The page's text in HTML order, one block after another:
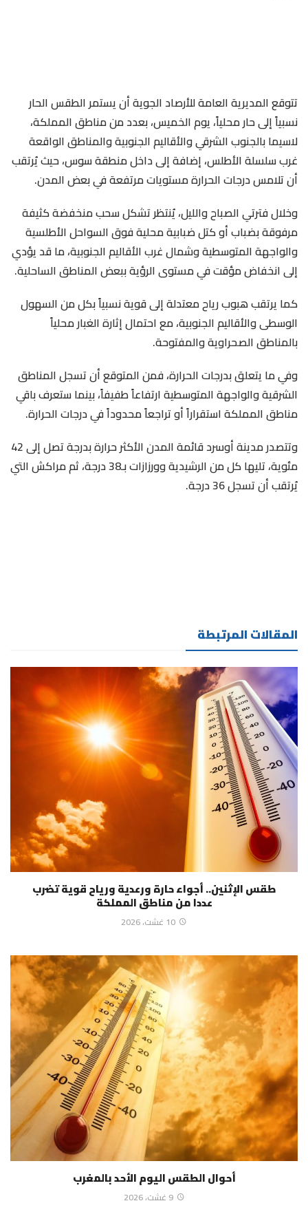
تتوقع المديرية العامة للأرصاد الجوية أن يستمر الطقس الحار
نسبياً إلى حار محلياً، يوم الخميس، بعدد من مناطق المملكة،
لاسيما بالجنوب الشرقي والأقاليم الجنوبية والمناطق الواقعة
غرب سلسلة الأطلس، إضافة إلى داخل منطقة سوس، حيث يُرتقب
أن تلامس درجات الحرارة مستويات مرتفعة في بعض المدن.
وخلال فترتي الصباح والليل، يُنتظر تشكل سحب منخفضة كثيفة
مرفوقة بضباب أو كتل ضبابية محلية فوق السواحل الأطلسية
والواجهة المتوسطية وشمال غرب الأقاليم الجنوبية، ما قد يؤدي
إلى انخفاض مؤقت في مستوى الرؤية ببعض المناطق الساحلية.
كما يرتقب هبوب رياح معتدلة إلى قوية نسبياً بكل من السهول
الوسطى والأقاليم الجنوبية، مع احتمال إثارة الغبار محلياً
بالمناطق الصحراوية والمفتوحة.
وفي ما يتعلق بدرجات الحرارة، فمن المتوقع أن تسجل المناطق
الشرقية والواجهة المتوسطية ارتفاعاً طفيفاً، بينما ستعرف باقي
مناطق المملكة استقراراً أو تراجعاً محدوداً في درجات الحرارة.
وتتصدر مدينة أوسرد قائمة المدن الأكثر حرارة بدرجة تصل إلى 42
مئوية، تليها كل من الرشيدية وورزازات بـ38 درجة، ثم مراكش التي
يُرتقب أن تسجل
المقالات المرتبطة
طقس الإثنين.. أجواء حارة ورعدية ورياح قوية تضرب
عددا من مناطق المملكة
10 غشت، 2026
أحوال الطقس اليوم الأحد بالمغرب
9 غشت، 2026